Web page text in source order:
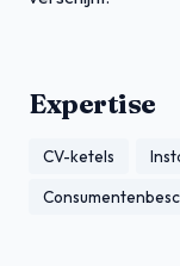
Expertise
CV-ketels